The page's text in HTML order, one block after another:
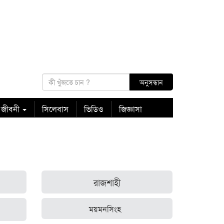
সিলেবাস ভিডিও জিজ্ঞাসা
রাজশাহী
ময়মনসিংহ